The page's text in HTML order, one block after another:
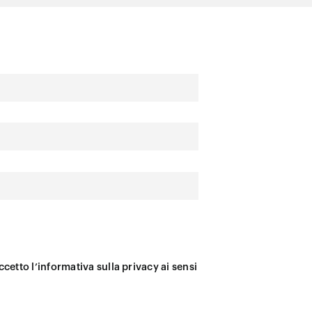
l’informativa sulla privacy ai sensi